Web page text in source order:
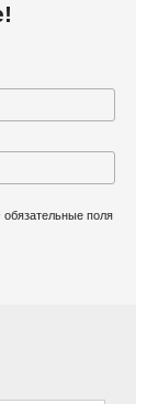
обязательные поля